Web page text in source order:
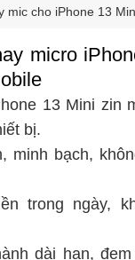
mic cho iPhone 13
micro
13 Mini zin
bị.
minh bạch,
trong ngày,
dài hạn,